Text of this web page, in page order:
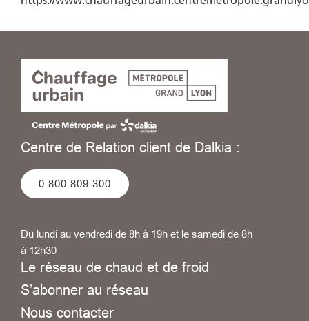
Centre de Relation client de Dalkia :
0 800 809 300
Du lundi au vendredi de 8h à 19h et le samedi de 8h
à 12h30
Le réseau de chaud et de froid
S’abonner au réseau
Nous contacter